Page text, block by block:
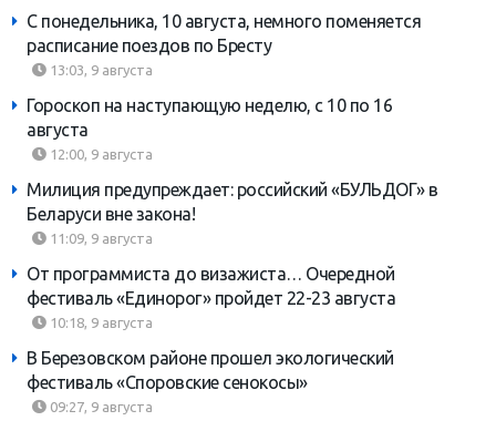
С понедельника, 10 августа, немного поменяется
расписание поездов по Бресту
13:03, 9 августа
Гороскоп на наступающую неделю, с 10 по 16
августа
12:00, 9 августа
Милиция предупреждает: российский «БУЛЬДОГ» в
Беларуси вне закона!
11:09, 9 августа
От программиста до визажиста… Очередной
фестиваль «Единорог» пройдет 22-23 августа
10:18, 9 августа
В Березовском районе прошел экологический
фестиваль «Споровские сенокосы»
09:27, 9 августа